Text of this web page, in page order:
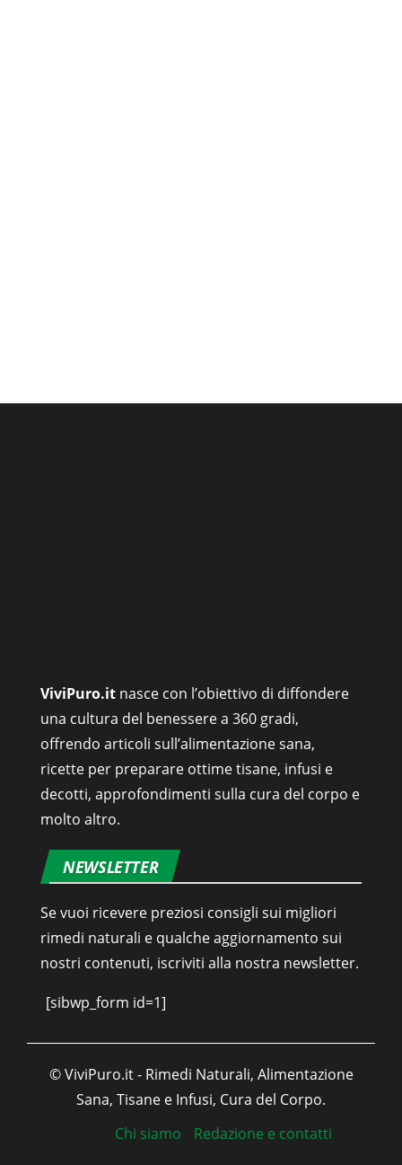
ViviPuro.it nasce con l’obiettivo di diffondere
una cultura del benessere a 360 gradi,
offrendo articoli sull’alimentazione sana,
ricette per preparare ottime tisane, infusi e
decotti, approfondimenti sulla cura del corpo e
molto altro.
NEWSLETTER
Se vuoi ricevere preziosi consigli sui migliori
rimedi naturali e qualche aggiornamento sui
nostri contenuti, iscriviti alla nostra newsletter.
[sibwp_form id=1]
© ViviPuro.it - Rimedi Naturali, Alimentazione
Sana, Tisane e Infusi, Cura del Corpo.
Chi siamo
Redazione e contatti